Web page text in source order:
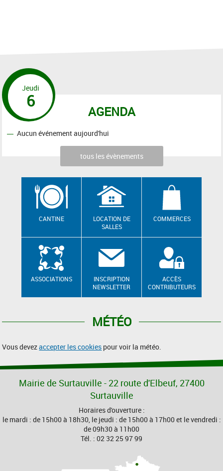
AGENDA
Jeudi
6
Aucun événement aujourd'hui
tous les évènements
CANTINE
LOCATION DE
SALLES
COMMERCES
ASSOCIATIONS
INSCRIPTION
NEWSLETTER
ACCÈS
CONTRIBUTEURS
MÉTÉO
Vous devezaccepter les cookies pour voir la météo.
Mairie de Surtauville - 22 route d'Elbeuf, 27400
Surtauville
Horaires d'ouverture :
le mardi : de 15h00 à 18h30, le jeudi : de 15h00 à 17h00 et le vendredi :
de 09h30 à 11h00
Tél. : 02 32 25 97 99